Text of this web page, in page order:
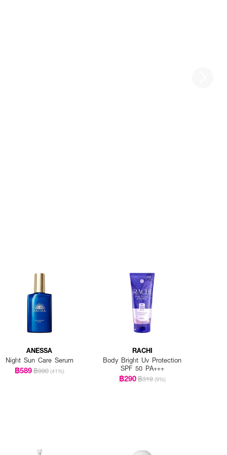
ANESSA
Night Sun Care Serum
฿589฿990 (41%)
RACHI
Body Bright Uv Protection
SPF 50 PA+++
฿290฿319 (9%)